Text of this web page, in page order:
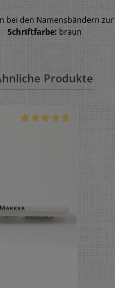
bei den Namensbändern
Schriftfarbe: braun
Produkte